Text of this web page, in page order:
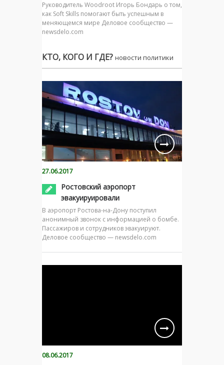
Руководитель Woodroot Игорь Бондарь о том,
как Soft Skills помогают быть успешным в
меняющемся мире Деловое сообщество —
newsdelo.com
КТО, КОГО И ГДЕ? новости политики
27.06.2017
Ростовский аэропорт
эвакуируировали
В аэропорт Ростова-на-Дону поступил
анонимный звонок с информацией о бомбе.
Пассажиров и сотрудников эвакуируют.
Деловое сообщество — newsdelo.com
08.06.2017